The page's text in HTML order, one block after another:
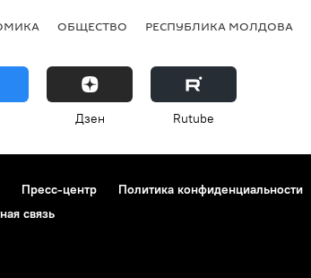
ОБЩЕСТВО РЕСПУБЛИКА МОЛДОВА
Дзен Rutube
Пресс-центр Политика конфиденциальности
связь